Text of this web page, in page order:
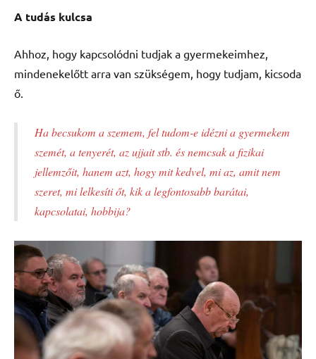
A tudás kulcsa
Ahhoz, hogy kapcsolódni tudjak a gyermekeimhez,
mindenekelőtt arra van szükségem, hogy tudjam, kicsoda
ő.
Ha becsukom a szemem, fel tudom-e idézni a gyermekem
szemét, a tenyerét, az ujjait stb. és nemcsak a fizikai
jellemzőit, hanem azt, hogy mit kedvel, mi az, amit nem
szeret, mi lelkesíti őt, kik a legfontosabb barátai,
kapcsolatai, hobbija?